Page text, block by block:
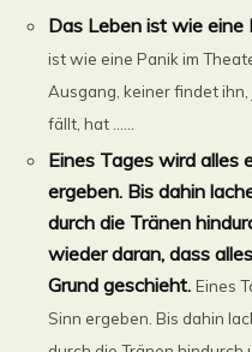
Das Leben ist wie eine
ist wie eine Panik im
Ausgang, keiner findet
fällt, hat ......
Eines Tages wird alles
ergeben. Bis dahin
durch die Tränen
wieder daran, dass
Grund geschieht. Eines
Sinn ergeben. Bis dahin